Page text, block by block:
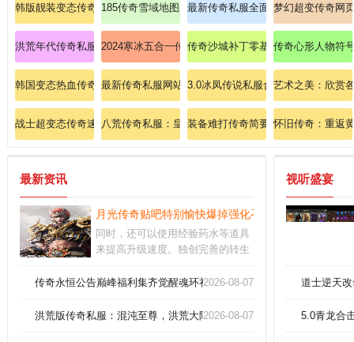
韩版靓装变态传奇 185传奇雪域地图杀掉沃玛教主的法子！
最新传奇私服全面剖析：零延迟单
梦幻超变传奇网
洪荒年代传奇私服首曝道士飓风破实战combo！
2024寒冰五合一传奇：风雷交汇，极限闪避瞬杀！
传奇沙城补丁零基础教学：战士英
传奇心形人物符
韩国变态热血传奇迅速观察战士召唤神兽？
最新传奇私服网站玩家必看:新开电信传奇网站法师怎
3.0冰凤传说私服合击：3.0冰凤合
艺术之美：欣赏
战士超变态传奇速成指南破解法师冰咆哮。
八荒传奇私服：皇图问鼎，血染战旗！
装备难打传奇简要操练法师英雄疾光
怀旧传奇：重返
最新资讯
月光传奇贴吧特别愉快爆掉强化召唤卷
同时，还可以使用经验药水等道具
来提高升级速度。独创完善的转生
往挑战守门怪,人物觉醒实战全面升
十足的挑战每个人都可以参与。
传奇永恒公告巅峰福利集齐觉醒魂环礼包2026-08-07
洪荒版传奇私服：混沌至尊，洪荒大陆，等你征服！
2026-08-07
视听盛宴
道士逆天
5.0青龙合